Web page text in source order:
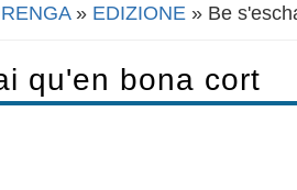
» EDIZIONE » Be
qu'en bona cort